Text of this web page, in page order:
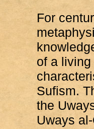
For
of a
Sufism.
the
Uways